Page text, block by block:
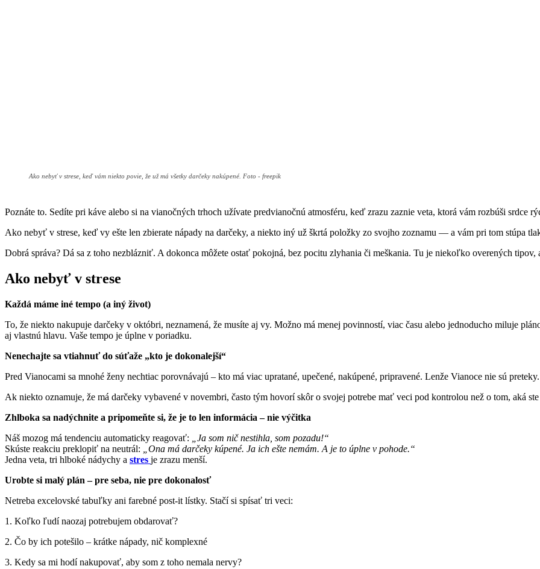
Ako nebyť v strese, keď vám niekto povie, že už má všetky darčeky nakúpené. Foto - freepik
Poznáte to. Sedíte pri káve alebo si na vianočných trhoch užívate predvianočnú atmosféru, keď zrazu zaznie veta, ktorá vám rozbúši srdce
Ako nebyť v strese, keď vy ešte len zbierate nápady na darčeky, a niekto iný už škrtá položky zo svojho zoznamu — a vám pri tom stúpa
Dobrá správa? Dá sa z toho nezblázniť. A dokonca môžete ostať pokojná, bez pocitu zlyhania či meškania. Tu je niekoľko overených tipov,
Ako nebyť v strese
Každá máme iné tempo (a iný život)
To, že niekto nakupuje darčeky v októbri, neznamená, že musíte aj vy. Možno má menej povinností, viac času alebo jednoducho miluje
aj vlastnú hlavu. Vaše tempo je úplne v poriadku.
Nenechajte sa vtiahnuť do súťaže „kto je dokonalejší“
Pred Vianocami sa mnohé ženy nechtiac porovnávajú – kto má viac upratané, upečené, nakúpené, pripravené. Lenže Vianoce nie sú
Ak niekto oznamuje, že má darčeky vybavené v novembri, často tým hovorí skôr o svojej potrebe mať veci pod kontrolou než o tom, aká
Zhlboka sa nadýchnite a pripomeňte si, že je to len informácia – nie výčitka
Náš mozog má tendenciu automaticky reagovať:
„Ja som nič nestihla, som pozadu!“
Skúste reakciu preklopiť na neutrál:
„Ona má darčeky kúpené. Ja ich ešte nemám. A je to úplne v pohode.“
Jedna veta, tri hlboké nádychy a stres je zrazu menší.
Urobte si malý plán – pre seba, nie pre dokonalosť
Netreba excelovské tabuľky ani farebné post-it lístky. Stačí si spísať tri veci:
1. Koľko ľudí naozaj potrebujem obdarovať?
2. Čo by ich potešilo – krátke nápady, nič komplexné
3. Kedy sa mi hodí nakupovať, aby som z toho nemala nervy?